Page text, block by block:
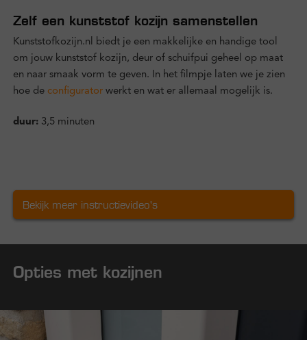
Zelf een kunststof kozijn samenstellen
Kunststofkozijn.nl biedt je een makkelijke en handige tool
om jouw kunststof kozijn, deur of schuifpui geheel op maat
en naar smaak vorm te geven. In het filmpje laten we je zien
hoe de configuratorwerkt en wat er allemaal mogelijk is.
duur:3,5 minuten
Bekijk meer instructievideo's
Opties met kozijnen